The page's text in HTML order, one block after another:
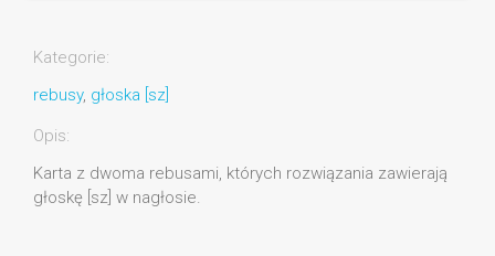
Kategorie:
rebusy, głoska [sz]
Opis:
Karta z dwoma rebusami, których rozwiązania zawierają
głoskę [sz] w nagłosie.